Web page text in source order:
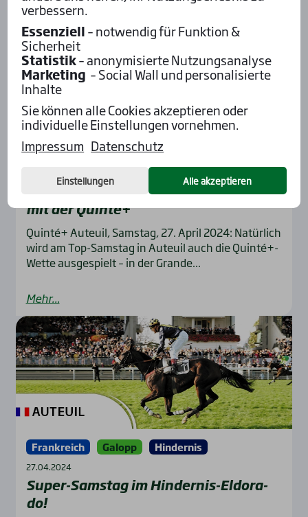
Mehr...
Frankreich Galopp Hindernis
Gran­de Cour­se de Hai­es de Prin­temps
mit der Quin­té+
Quinté+ Auteuil, Samstag, 27. April 2024: Natürlich
wird am Top-Samstag in Auteuil auch die Quinté+-
Wette ausgespielt – in der Grande...
Mehr...
Frankreich Galopp Hindernis
27.04.2024
Super-Sams­tag im Hin­der­nis-Eldo­ra­
do!
verbessern.
Essenziell– notwendig für Funktion &
Sicherheit
Statistik– anonymisierte Nutzungsanalyse
Marketing – Social Wall und personalisierte
Inhalte
Sie können alle Cookies akzeptieren oder
individuelle Einstellungen vornehmen.
Impressum Datenschutz
Einstellungen Alle akzeptieren